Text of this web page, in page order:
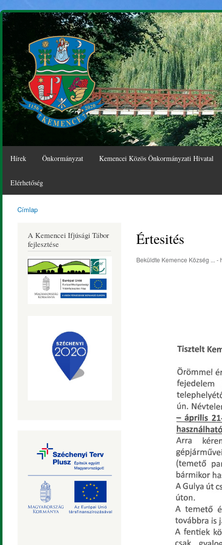
Hírek Önkormányzat Kemencei Közös Önkormányzati Hivatal
Elérhetőség
Kemence
Község
Honlapja
Címlap
A Kemencei Ifjúsági Tábor
fejlesztése
Értesités
Beküldte Kemence Község ... -